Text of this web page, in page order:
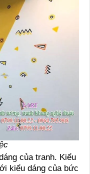
của tranh. Kiểu
kiểu dáng của bức